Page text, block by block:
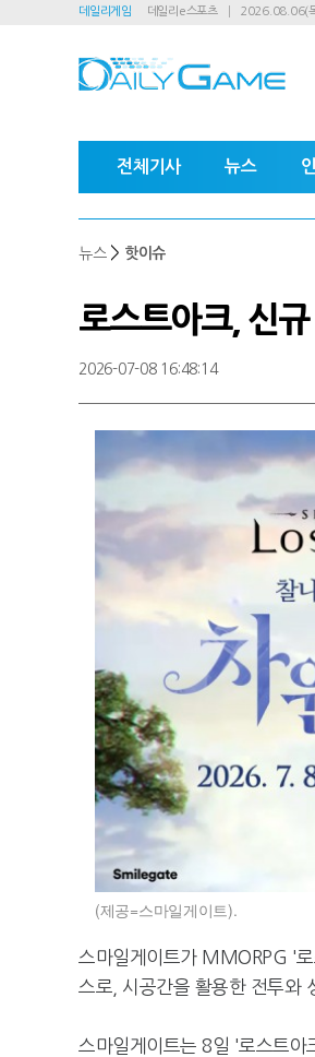
데일리게임 데일리e스포츠 2026.08.06(
전체기사 뉴스
뉴스 > 핫이슈
로스트아크, 신
2026-07-08 16:48:14
(제공=스마일게이트).
스마일게이트가 MMORPG '
스로, 시공간을 활용한 전투와
스마일게이트는 8일 '로스트아